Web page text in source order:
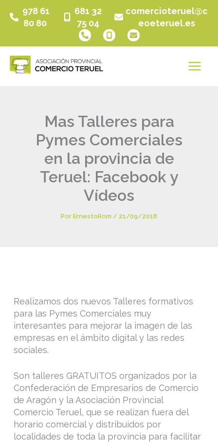
978 61
80 80
681 32
75 04
comercioteruel@c
eoeteruel.es
Mas Talleres para
Pymes Comerciales
en la provincia de
Teruel: Facebook y
Vídeos
Por ErnestoRom / 21/09/2018
Realizamos dos nuevos Talleres formativos
para las Pymes Comerciales muy
interesantes para mejorar la imagen de las
empresas en el ámbito digital y las redes
sociales.
Son talleres GRATUITOS organizados por la
Confederación de Empresarios de Comercio
de Aragón y la Asociación Provincial
Comercio Teruel, que se realizan fuera del
horario comercial y distribuidos por
localidades de toda la provincia para facilitar